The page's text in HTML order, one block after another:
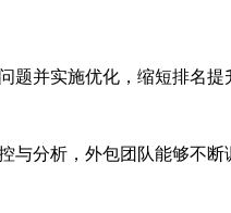
题并实施优化，缩短排名提
与分析，外包团队能够不断